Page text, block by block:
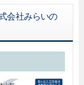
会社みらいの